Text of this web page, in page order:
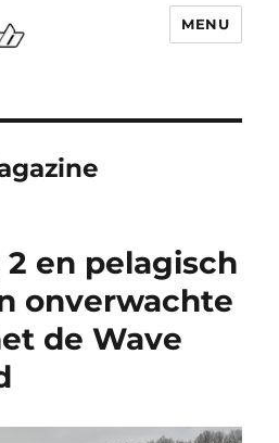
MENU
2 en pelagisch
onverwachte
de Wave